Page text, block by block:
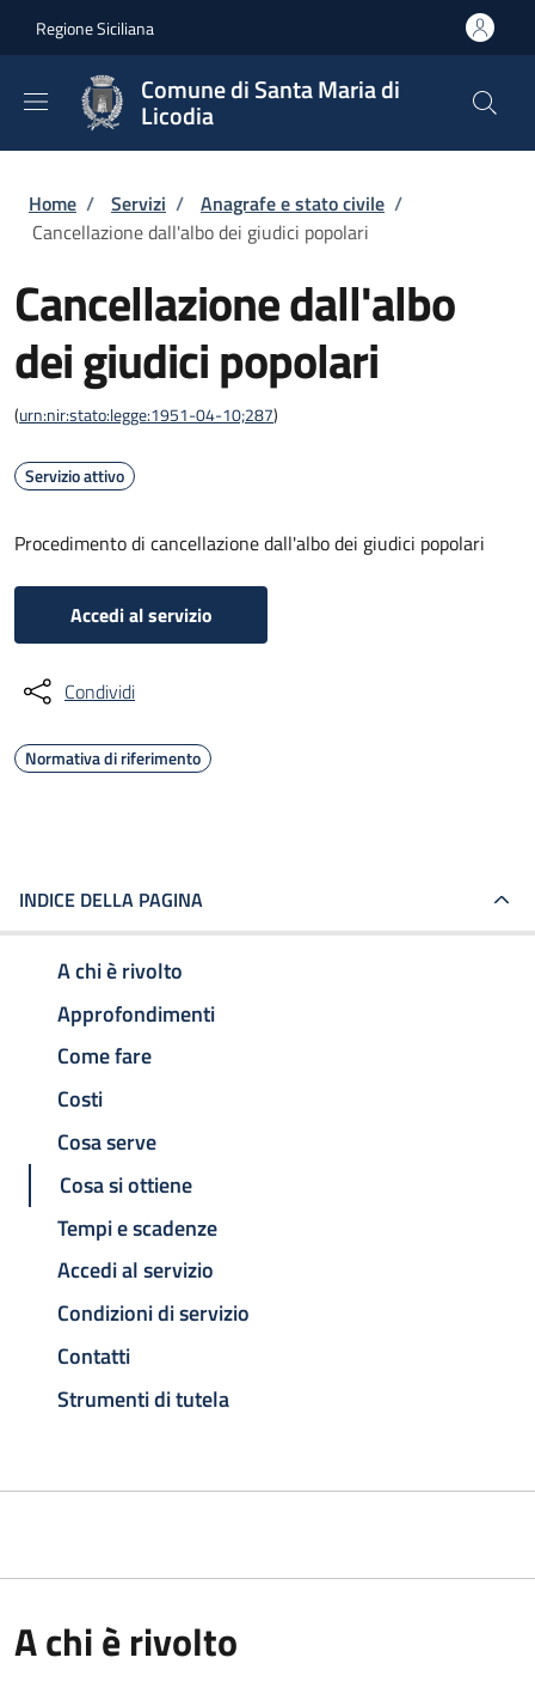
Regione Siciliana
Comune di Santa Maria di
Licodia
Briciole di pane
Home / Servizi / Anagrafe e stato civile /
Cancellazione dall'albo dei giudici popolari
Cancellazione dall'albo
dei giudici popolari
(urn:nir:stato:legge:1951-04-10;287)
Servizio attivo
Procedimento di cancellazione dall'albo dei giudici popolari
Accedi al servizio
Condividi
Normativa di riferimento
INDICE DELLA PAGINA
A chi è rivolto
Approfondimenti
Come fare
Costi
Cosa serve
Cosa si ottiene
Tempi e scadenze
Accedi al servizio
Condizioni di servizio
Contatti
Strumenti di tutela
A chi è rivolto